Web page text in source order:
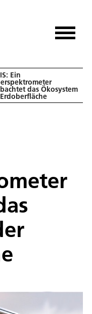
Ein
das Ökosystem